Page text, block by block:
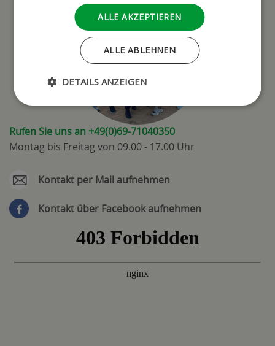
Rufen Sie uns an +49(0)69-71040350
Montag bis Freitag von 09.00 - 17.00 Uhr
Kontakt per Mail aufnehmen
Kontakt über Facebook aufnehmen
ALLE AKZEPTIEREN
ALLE ABLEHNEN
DETAILS ANZEIGEN